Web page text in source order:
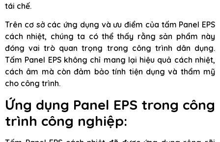
tái chế.
Trên cơ sở các ứng dụng và ưu điểm của tấm Panel EPS
cách nhiệt, chúng ta có thể thấy rằng sản phẩm này
đóng vai trò quan trọng trong công trình dân dụng.
Tấm Panel EPS không chỉ mang lại hiệu quả cách nhiệt,
cách âm mà còn đảm bảo tính tiện dụng và thẩm mỹ
cho công trình.
Ứng dụng Panel EPS trong công
trình công nghiệp: